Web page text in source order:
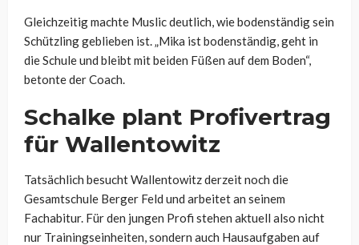
Gleichzeitig machte Muslic deutlich, wie bodenständig sein
Schützling geblieben ist. „Mika ist bodenständig, geht in
die Schule und bleibt mit beiden Füßen auf dem Boden“,
betonte der Coach.
Schalke plant Profivertrag
für Wallentowitz
Tatsächlich besucht Wallentowitz derzeit noch die
Gesamtschule Berger Feld und arbeitet an seinem
Fachabitur. Für den jungen Profi stehen aktuell also nicht
nur Trainingseinheiten, sondern auch Hausaufgaben auf